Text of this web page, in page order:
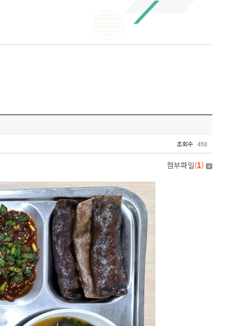
조회수 498
첨부파일(1)